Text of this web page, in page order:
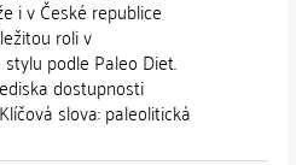
i v České republice
roli v
podle Paleo Diet.
dostupnosti
slova: paleolitická